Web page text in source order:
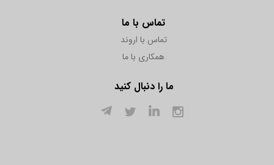
تماس با ما
تماس با اروند
همکاری با ما
ما را دنبال کنید